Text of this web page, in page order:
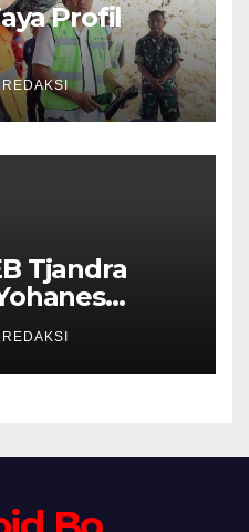
Profil
REDAKSI
Tjandra
REDAKSI